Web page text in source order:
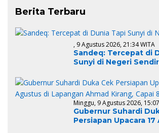
Berita Terbaru
, 9 Agustus 2026, 21:34 WITA
Sandeq: Tercepat di
Sunyi di Negeri
Minggu, 9 Agustus 2026,
Gubernur Suhardi
Persiapan Upacara